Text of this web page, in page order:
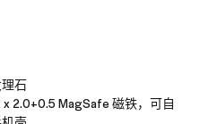
石
2.0+0.5 MagSafe 磁铁，可自